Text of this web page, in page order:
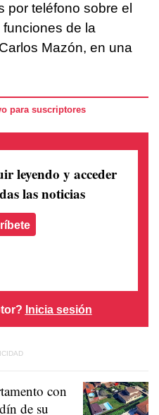
por teléfono sobre el
de la
Mazón, en una
para suscriptores
leyendo y acceder
las noticias
Inicia sesión
con
de su